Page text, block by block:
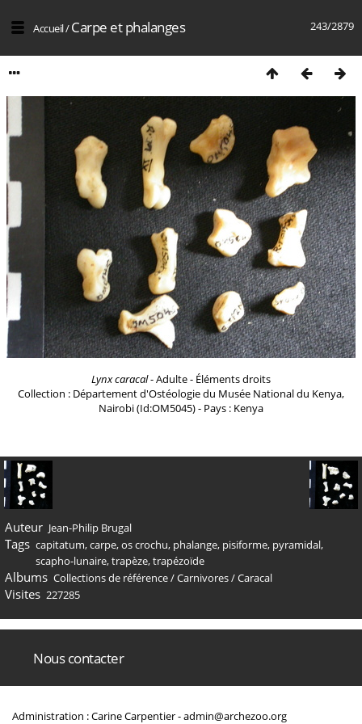
243/2879
Accueil/Carpe et phalanges
Lynx caracal- Adulte - Éléments droits
Collection : Département d'Ostéologie du Musée National du Kenya,
Nairobi (Id:OM5045) - Pays : Kenya
Auteur Jean-Philip Brugal
Tags capitatum,carpe,os crochu, phalange, pisiforme, pyramidal,
scapho-lunaire,trapèze,trapézoïde
Albums Collections de référence/Carnivores/Caracal
Visites 227285
Nous contacter
Administration : Carine Carpentier -admin@archezoo.org